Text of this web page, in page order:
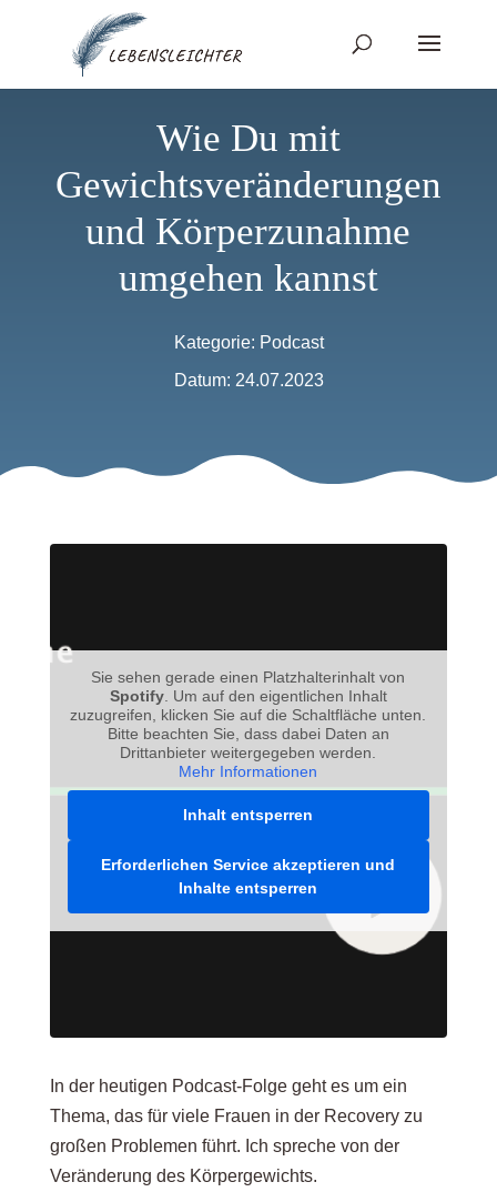
Wie Du mit
Gewichtsveränderungen
und Körperzunahme
umgehen kannst
Kategorie: Podcast
Datum: 24.07.2023
Sie sehen gerade einen Platzhalterinhalt von
Spotify. Um auf den eigentlichen Inhalt
zuzugreifen, klicken Sie auf die Schaltfläche unten.
Bitte beachten Sie, dass dabei Daten an
Drittanbieter weitergegeben werden.
Mehr Informationen
Inhalt entsperren
Erforderlichen Service akzeptieren und
Inhalte entsperren
In der heutigen Podcast-Folge geht es um ein
Thema, das für viele Frauen in der Recovery zu
großen Problemen führt. Ich spreche von der
Veränderung des Körpergewichts.